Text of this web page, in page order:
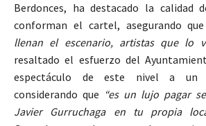
Berdonces, ha destacado la calidad
conforman el cartel, asegurando
llenan el escenario, artistas que lo
resaltado el esfuerzo del
espectáculo de este nivel a un
considerando que “es un lujo pagar
Javier Gurruchaga en tu propia